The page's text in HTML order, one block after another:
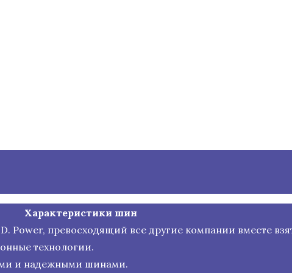
Характеристики шин
Power, превосходящий все другие компании вместе
технологии.
и надежными шинами.